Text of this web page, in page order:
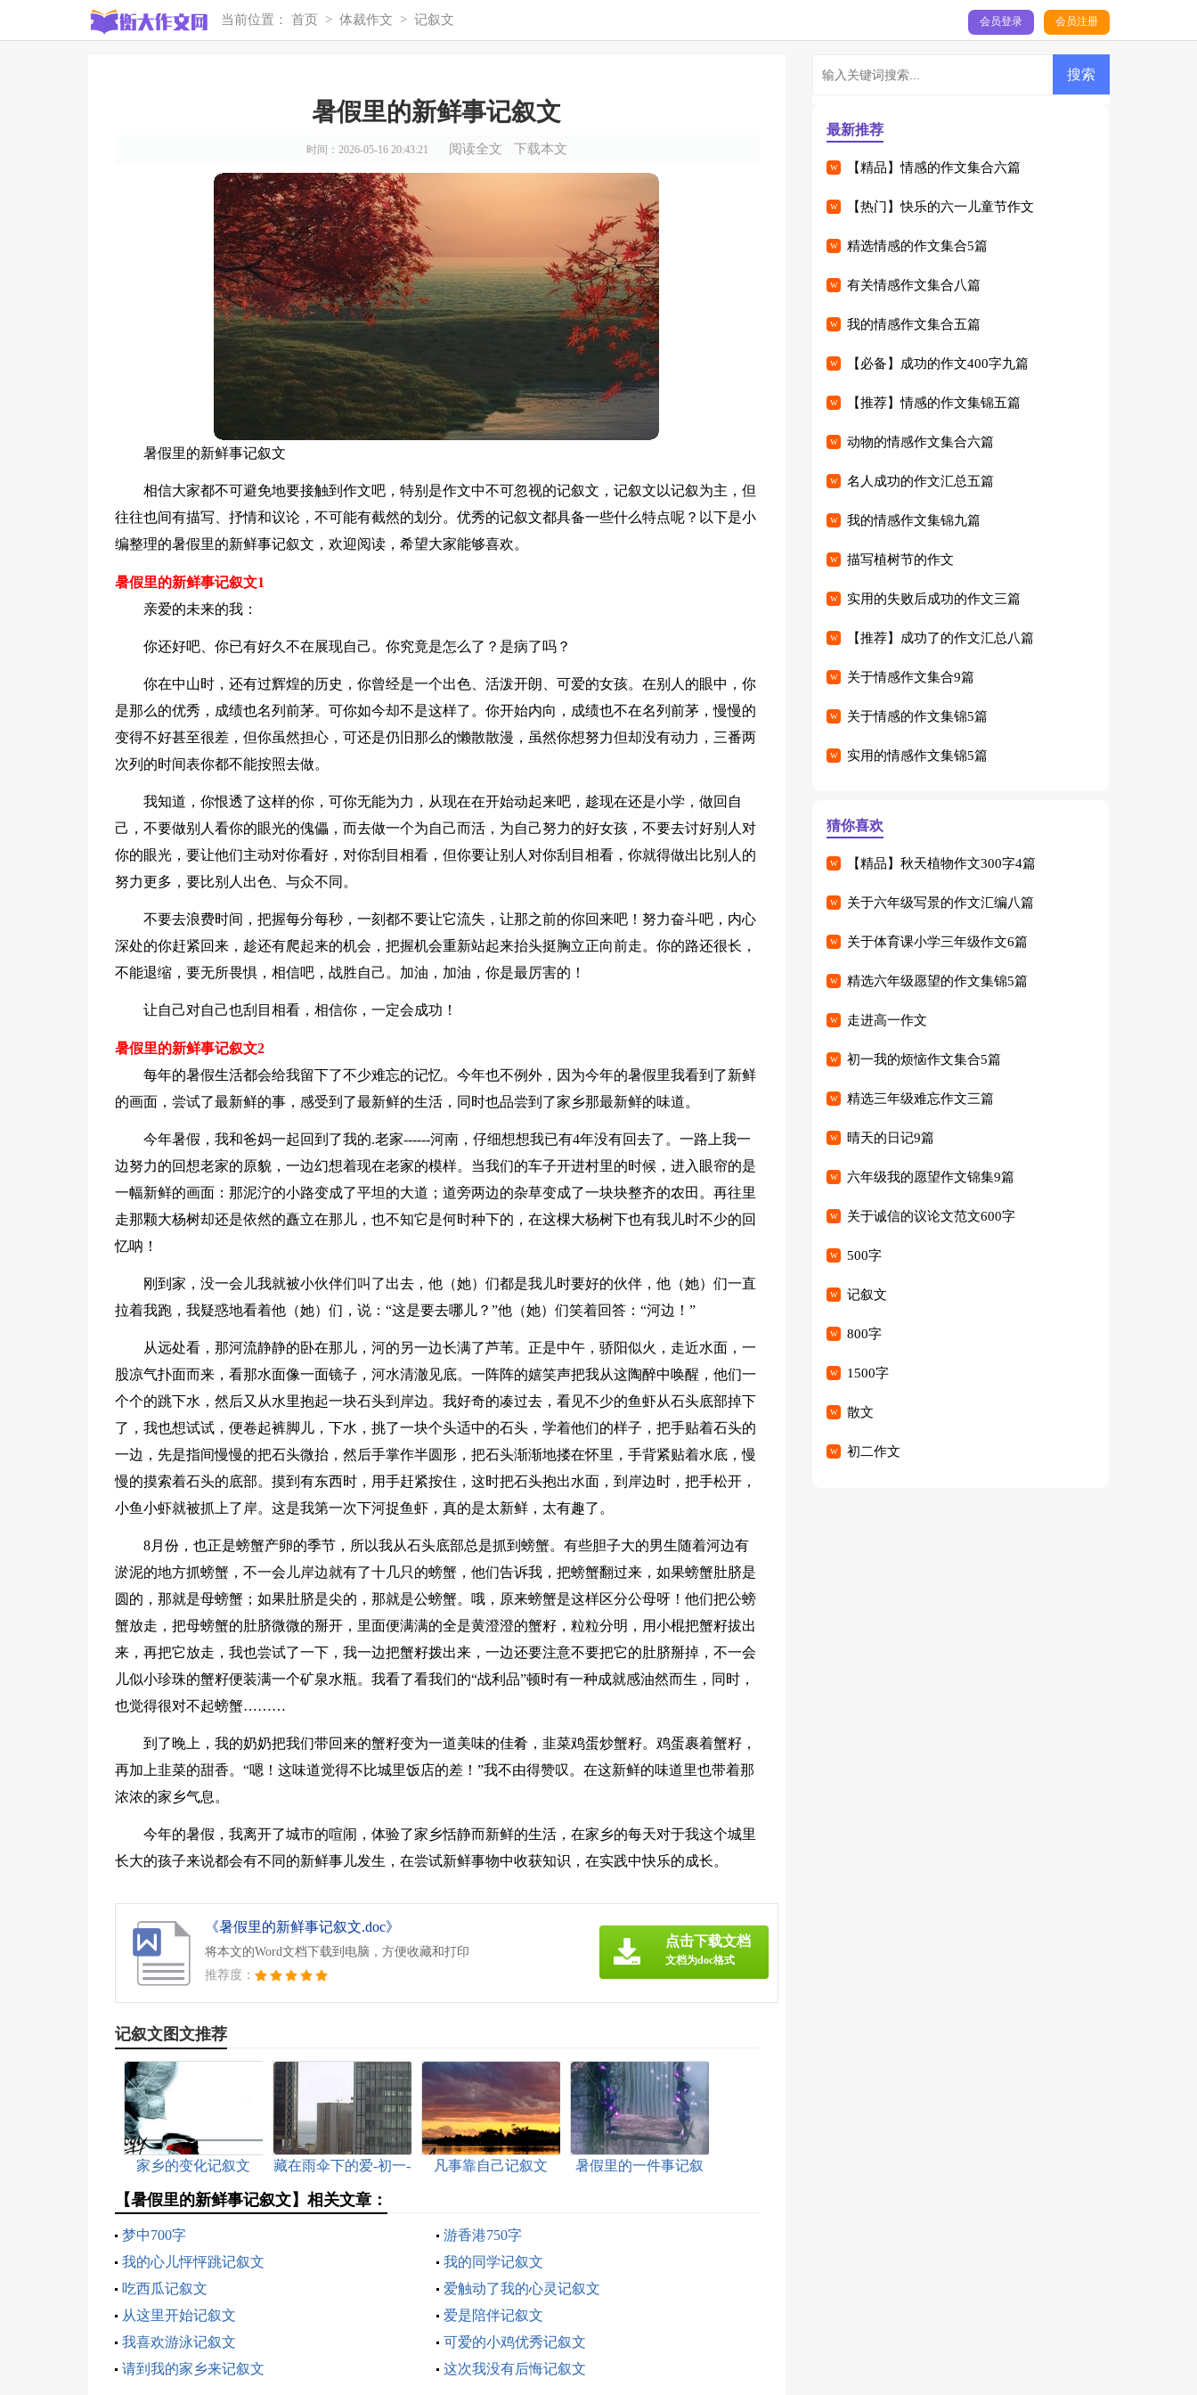
当前位置： 首页 > 体裁作文 > 记叙文 会员登录 会员注册
暑假里的新鲜事记叙文
时间：2026-05-16 20:43:21 阅读全文 下载本文
暑假里的新鲜事记叙文
相信大家都不可避免地要接触到作文吧，特别是作文中不可忽视的记叙文，记叙文以记叙为主，但
往往也间有描写、抒情和议论，不可能有截然的划分。优秀的记叙文都具备一些什么特点呢？以下是小
编整理的暑假里的新鲜事记叙文，欢迎阅读，希望大家能够喜欢。
暑假里的新鲜事记叙文1
亲爱的未来的我：
你还好吧、你已有好久不在展现自己。你究竟是怎么了？是病了吗？
你在中山时，还有过辉煌的历史，你曾经是一个出色、活泼开朗、可爱的女孩。在别人的眼中，你
是那么的优秀，成绩也名列前茅。可你如今却不是这样了。你开始内向，成绩也不在名列前茅，慢慢的
变得不好甚至很差，但你虽然担心，可还是仍旧那么的懒散散漫，虽然你想努力但却没有动力，三番两
次列的时间表你都不能按照去做。
我知道，你恨透了这样的你，可你无能为力，从现在在开始动起来吧，趁现在还是小学，做回自
己，不要做别人看你的眼光的傀儡，而去做一个为自己而活，为自己努力的好女孩，不要去讨好别人对
你的眼光，要让他们主动对你看好，对你刮目相看，但你要让别人对你刮目相看，你就得做出比别人的
努力更多，要比别人出色、与众不同。
不要去浪费时间，把握每分每秒，一刻都不要让它流失，让那之前的你回来吧！努力奋斗吧，内心
深处的你赶紧回来，趁还有爬起来的机会，把握机会重新站起来抬头挺胸立正向前走。你的路还很长，
不能退缩，要无所畏惧，相信吧，战胜自己。加油，加油，你是最厉害的！
让自己对自己也刮目相看，相信你，一定会成功！
暑假里的新鲜事记叙文2
每年的暑假生活都会给我留下了不少难忘的记忆。今年也不例外，因为今年的暑假里我看到了新鲜
的画面，尝试了最新鲜的事，感受到了最新鲜的生活，同时也品尝到了家乡那最新鲜的味道。
今年暑假，我和爸妈一起回到了我的.老家------河南，仔细想想我已有4年没有回去了。一路上我一
边努力的回想老家的原貌，一边幻想着现在老家的模样。当我们的车子开进村里的时候，进入眼帘的是
一幅新鲜的画面：那泥泞的小路变成了平坦的大道；道旁两边的杂草变成了一块块整齐的农田。再往里
走那颗大杨树却还是依然的矗立在那儿，也不知它是何时种下的，在这棵大杨树下也有我儿时不少的回
忆呐！
刚到家，没一会儿我就被小伙伴们叫了出去，他（她）们都是我儿时要好的伙伴，他（她）们一直
拉着我跑，我疑惑地看着他（她）们，说：“这是要去哪儿？”他（她）们笑着回答：“河边！”
从远处看，那河流静静的卧在那儿，河的另一边长满了芦苇。正是中午，骄阳似火，走近水面，一
股凉气扑面而来，看那水面像一面镜子，河水清澈见底。一阵阵的嬉笑声把我从这陶醉中唤醒，他们一
个个的跳下水，然后又从水里抱起一块石头到岸边。我好奇的凑过去，看见不少的鱼虾从石头底部掉下
了，我也想试试，便卷起裤脚儿，下水，挑了一块个头适中的石头，学着他们的样子，把手贴着石头的
一边，先是指间慢慢的把石头微抬，然后手掌作半圆形，把石头渐渐地搂在怀里，手背紧贴着水底，慢
慢的摸索着石头的底部。摸到有东西时，用手赶紧按住，这时把石头抱出水面，到岸边时，把手松开，
小鱼小虾就被抓上了岸。这是我第一次下河捉鱼虾，真的是太新鲜，太有趣了。
8月份，也正是螃蟹产卵的季节，所以我从石头底部总是抓到螃蟹。有些胆子大的男生随着河边有
淤泥的地方抓螃蟹，不一会儿岸边就有了十几只的螃蟹，他们告诉我，把螃蟹翻过来，如果螃蟹肚脐是
圆的，那就是母螃蟹；如果肚脐是尖的，那就是公螃蟹。哦，原来螃蟹是这样区分公母呀！他们把公螃
蟹放走，把母螃蟹的肚脐微微的掰开，里面便满满的全是黄澄澄的蟹籽，粒粒分明，用小棍把蟹籽拔出
来，再把它放走，我也尝试了一下，我一边把蟹籽拨出来，一边还要注意不要把它的肚脐掰掉，不一会
儿似小珍珠的蟹籽便装满一个矿泉水瓶。我看了看我们的“战利品”顿时有一种成就感油然而生，同时，
也觉得很对不起螃蟹………
到了晚上，我的奶奶把我们带回来的蟹籽变为一道美味的佳肴，韭菜鸡蛋炒蟹籽。鸡蛋裹着蟹籽，
再加上韭菜的甜香。“嗯！这味道觉得不比城里饭店的差！”我不由得赞叹。在这新鲜的味道里也带着那
浓浓的家乡气息。
今年的暑假，我离开了城市的喧闹，体验了家乡恬静而新鲜的生活，在家乡的每天对于我这个城里
长大的孩子来说都会有不同的新鲜事儿发生，在尝试新鲜事物中收获知识，在实践中快乐的成长。
《暑假里的新鲜事记叙文.doc》
将本文的Word文档下载到电脑，方便收藏和打印
推荐度：
点击下载文档
文档为doc格式
记叙文图文推荐
家乡的变化记叙文
藏在雨伞下的爱-初一-
凡事靠自己记叙文
暑假里的一件事记叙
【暑假里的新鲜事记叙文】相关文章：
梦中700字
游香港750字
我的心儿怦怦跳记叙文
我的同学记叙文
吃西瓜记叙文
爱触动了我的心灵记叙文
从这里开始记叙文
爱是陪伴记叙文
我喜欢游泳记叙文
可爱的小鸡优秀记叙文
请到我的家乡来记叙文
这次我没有后悔记叙文
最新推荐
【精品】情感的作文集合六篇
【热门】快乐的六一儿童节作文
精选情感的作文集合5篇
有关情感作文集合八篇
我的情感作文集合五篇
【必备】成功的作文400字九篇
【推荐】情感的作文集锦五篇
动物的情感作文集合六篇
名人成功的作文汇总五篇
我的情感作文集锦九篇
描写植树节的作文
实用的失败后成功的作文三篇
【推荐】成功了的作文汇总八篇
关于情感作文集合9篇
关于情感的作文集锦5篇
实用的情感作文集锦5篇
猜你喜欢
【精品】秋天植物作文300字4篇
关于六年级写景的作文汇编八篇
关于体育课小学三年级作文6篇
精选六年级愿望的作文集锦5篇
走进高一作文
初一我的烦恼作文集合5篇
精选三年级难忘作文三篇
晴天的日记9篇
六年级我的愿望作文锦集9篇
关于诚信的议论文范文600字
500字
记叙文
800字
1500字
散文
初二作文